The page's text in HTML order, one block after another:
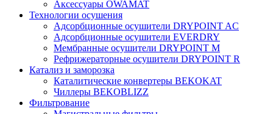
Аксессуары OWAMAT
Технологии осушения
Адсорбционные осушители DRYPOINT AC
Адсорбционные осушители EVERDRY
Мембранные осушители DRYPOINT M
Рефрижераторные осушители DRYPOINT R
Катализ и заморозка
Каталитические конвертеры BEKOKAT
Чиллеры BEKOBLIZZ
Фильтрование